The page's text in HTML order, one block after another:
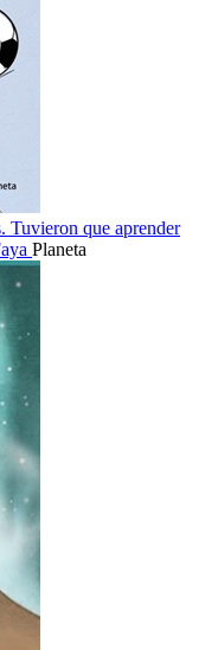
Tuvieron que aprender
Planeta